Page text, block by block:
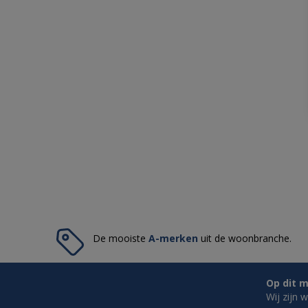
De mooiste A-merken uit de woonbranche.
Op dit
Wij zijn